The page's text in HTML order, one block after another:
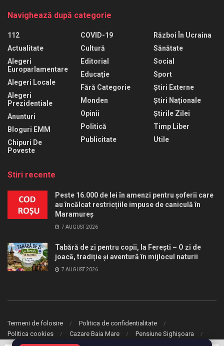
Navighează după categorie
112
Actualitate
Alegeri
Europarlamentare
Alegeri Locale
Alegeri
Prezidentiale
Anunturi
Bloguri EMM
Chipuri De
Poveste
COVID-19
Cultură
Editorial
Educaţie
Fără Categorie
Monden
Opinii
Politică
Publicitate
Război În Ucraina
Sănătate
Social
Sport
Știri Externe
Știri Naționale
Știrile Zilei
Timp Liber
Utile
Stiri recente
Peste 16.000 de lei în amenzi pentru șoferii care
au încălcat restricțiile impuse de caniculă în
Maramureș
7 AUGUST 2026
Tabără de zi pentru copii, la Ferești – O zi de
joacă, tradiție și aventură în mijlocul naturii
7 AUGUST 2026
Termeni de folosire
Politica de confidentialitate
Politica cookies
Cazare Baia Mare Pensiune Sighișoara